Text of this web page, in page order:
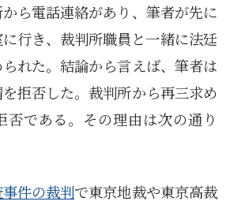
ら電話連絡があり、筆者が先に
行き、裁判所職員と一緒に法廷
れた。結論から言えば、筆者は
拒否した。裁判所から再三求め
否である。その理由は次の通り
件の裁判で東京地裁や東京高裁